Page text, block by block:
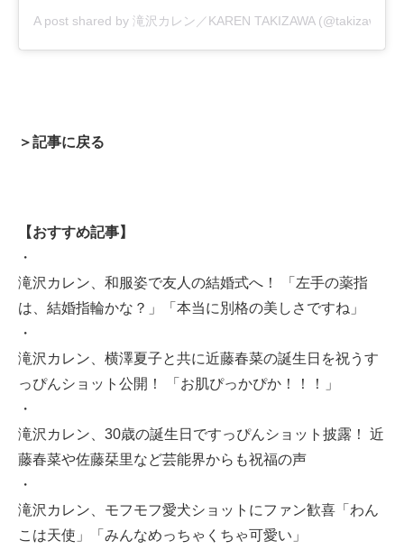
A post shared by 滝沢カレン／KAREN TAKIZAWA
＞記事に戻る
【おすすめ記事】
・
滝沢カレン、和服姿で友人の結婚式へ！ 「左手の薬指
は、結婚指輪かな？」「本当に別格の美しさですね」
・
滝沢カレン、横澤夏子と共に近藤春菜の誕生日を祝うす
っぴんショット公開！ 「お肌ぴっかぴか！！！」
・
滝沢カレン、30歳の誕生日ですっぴんショット披露！ 近
藤春菜や佐藤栞里など芸能界からも祝福の声
・
滝沢カレン、モフモフ愛犬ショットにファン歓喜「わん
こは天使」「みんなめっちゃくちゃ可愛い」